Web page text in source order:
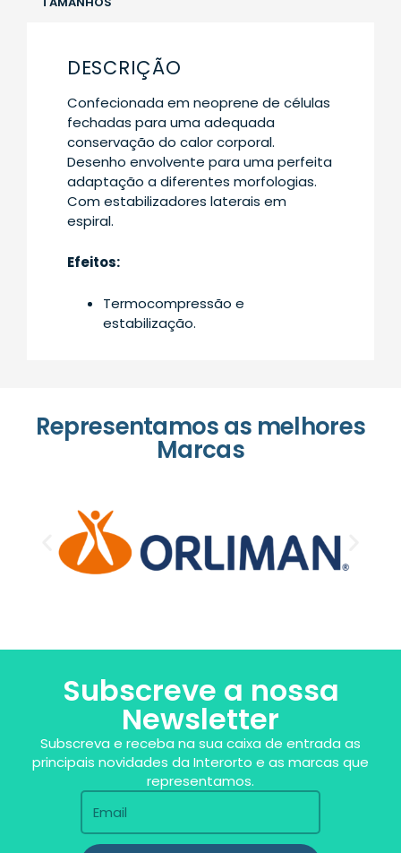
DESCRIÇÃO
Confecionada em neoprene de células
fechadas para uma adequada
conservação do calor corporal.
Desenho envolvente para uma perfeita
adaptação a diferentes morfologias.
Com estabilizadores laterais em
espiral.
Efeitos:
Termocompressão e
estabilização.
Representamos as melhores
Marcas
Subscreve a nossa
Newsletter
Subscreva e receba na sua caixa de entrada as
principais novidades da Interorto e as marcas que
representamos.